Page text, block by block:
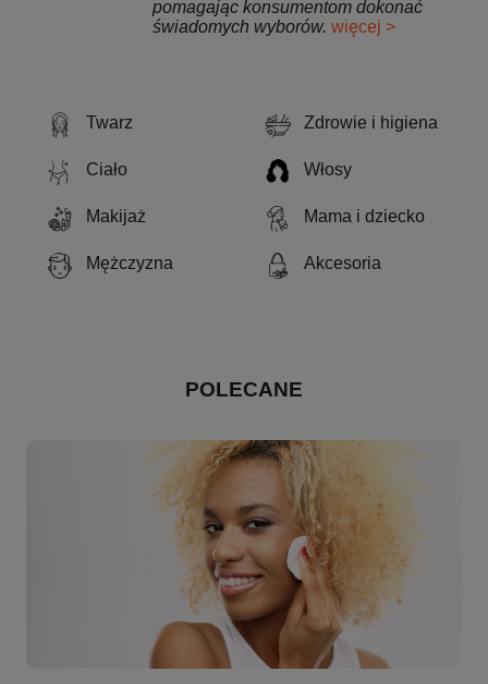
Twarz Zdrowie i higiena
Ciało Włosy
Makijaż Mama i dziecko
Mężczyzna Akcesoria
POLECANE
pomagając konsumentom dokonać
świadomych wyborów. więcej >